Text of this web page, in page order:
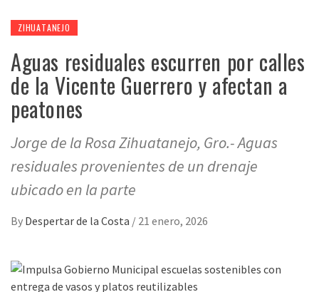
ZIHUATANEJO
Aguas residuales escurren por calles
de la Vicente Guerrero y afectan a
peatones
Jorge de la Rosa Zihuatanejo, Gro.- Aguas
residuales provenientes de un drenaje
ubicado en la parte
By Despertar de la Costa / 21 enero, 2026